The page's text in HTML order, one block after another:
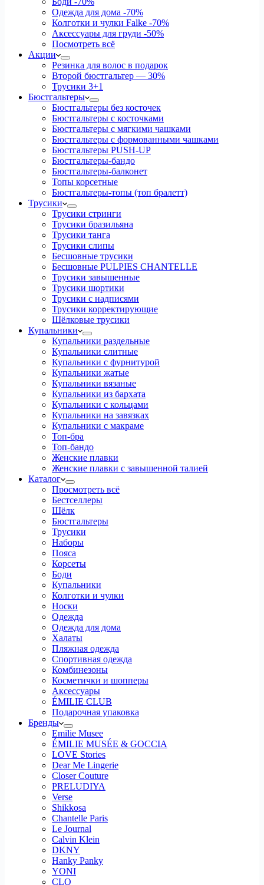
Одежда для дома -70%
Колготки и чулки Falke -70%
Аксессуары для груди -50%
Посмотреть всё
Акции
Резинка для волос в подарок
Второй бюстгальтер — 30%
Трусики 3+1
Бюстгальтеры
Бюстгальтеры без косточек
Бюстгальтеры с косточками
Бюстгальтеры с мягкими чашками
Бюстгальтеры с формованными чашками
Бюстгальтеры PUSH-UP
Бюстгальтеры-бандо
Бюстгальтеры-балконет
Топы корсетные
Бюстгальтеры-топы (топ бралетт)
Трусики
Трусики стринги
Трусики бразильяна
Трусики танга
Трусики слипы
Бесшовные трусики
Бесшовные PULPIES CHANTELLE
Трусики завышенные
Трусики шортики
Трусики с надписями
Трусики корректирующие
Шёлковые трусики
Купальники
Купальники раздельные
Купальники слитные
Купальники с фурнитурой
Купальники жатые
Купальники вязаные
Купальники из бархата
Купальники с кольцами
Купальники на завязках
Купальники с макраме
Топ-бра
Топ-бандо
Женские плавки
Женские плавки с завышенной талией
Каталог
Просмотреть всё
Бестселлеры
Шёлк
Бюстгальтеры
Трусики
Наборы
Пояса
Корсеты
Боди
Купальники
Колготки и чулки
Носки
Одежда
Одежда для дома
Халаты
Пляжная одежда
Спортивная одежда
Комбинезоны
Косметички и шопперы
Аксессуары
ÉMILIE CLUB
Подарочная упаковка
Бренды
Emilie Musee
ÉMILIE MUSÉE & GOCCIA
LOVE Stories
Dear Me Lingerie
Closer Couture
PRELUDIYA
Verse
Shikkosa
Chantelle Paris
Le Journal
Calvin Klein
DKNY
Hanky Panky
YONI
CLO